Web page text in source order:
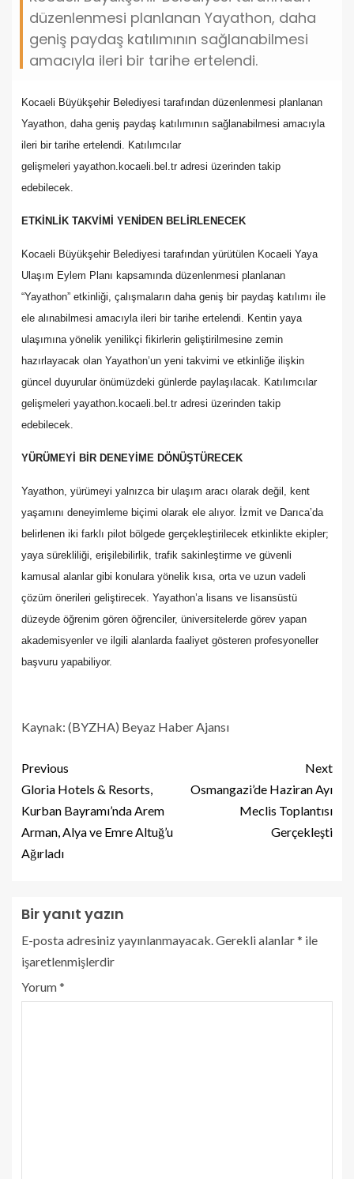
düzenlenmesi planlanan Yayathon, daha
geniş paydaş katılımının sağlanabilmesi
amacıyla ileri bir tarihe ertelendi.
Kocaeli Büyükşehir Belediyesi tarafından düzenlenmesi planlanan
Yayathon, daha geniş paydaş katılımının sağlanabilmesi amacıyla
ileri bir tarihe ertelendi. Katılımcılar
gelişmeleri yayathon.kocaeli.bel.tr adresi üzerinden takip
edebilecek.
ETKİNLİK TAKVİMİ YENİDEN BELİRLENECEK
Kocaeli Büyükşehir Belediyesi tarafından yürütülen Kocaeli Yaya
Ulaşım Eylem Planı kapsamında düzenlenmesi planlanan
“Yayathon” etkinliği, çalışmaların daha geniş bir paydaş katılımı ile
ele alınabilmesi amacıyla ileri bir tarihe ertelendi. Kentin yaya
ulaşımına yönelik yenilikçi fikirlerin geliştirilmesine zemin
hazırlayacak olan Yayathon’un yeni takvimi ve etkinliğe ilişkin
güncel duyurular önümüzdeki günlerde paylaşılacak. Katılımcılar
gelişmeleri yayathon.kocaeli.bel.tr adresi üzerinden takip
edebilecek.
YÜRÜMEYİ BİR DENEYİME DÖNÜŞTÜRECEK
Yayathon, yürümeyi yalnızca bir ulaşım aracı olarak değil, kent
yaşamını deneyimleme biçimi olarak ele alıyor. İzmit ve Darıca’da
belirlenen iki farklı pilot bölgede gerçekleştirilecek etkinlikte ekipler;
yaya sürekliliği, erişilebilirlik, trafik sakinleştirme ve güvenli
kamusal alanlar gibi konulara yönelik kısa, orta ve uzun vadeli
çözüm önerileri geliştirecek. Yayathon’a lisans ve lisansüstü
düzeyde öğrenim gören öğrenciler, üniversitelerde görev yapan
akademisyenler ve ilgili alanlarda faaliyet gösteren profesyoneller
başvuru yapabiliyor.
Kaynak: (BYZHA) Beyaz Haber Ajansı
Previous
Gloria Hotels & Resorts,
Kurban Bayramı’nda Arem
Arman, Alya ve Emre Altuğ’u
Ağırladı
Next
Osmangazi’de Haziran Ayı
Meclis Toplantısı
Gerçekleşti
Bir yanıt yazın
E-posta adresiniz yayınlanmayacak. Gerekli alanlar* ile
işaretlenmişlerdir
Yorum*